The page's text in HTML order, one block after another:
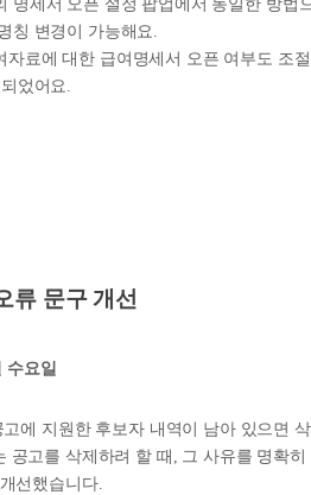
명세서 오픈 설정 팝업에서 동일한 방법
칭 변경이 가능해요.
자료에 대한 급여명세서 오픈 여부도 조절
었어요.
류 문구 개선
수요일
에 지원한 후보자 내역이 남아 있으면 삭
공고를 삭제하려 할 때, 그 사유를 명확히
선했습니다.